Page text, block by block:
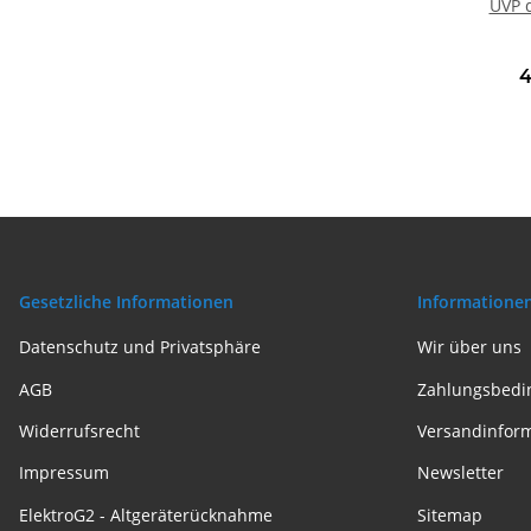
AM/
UVP
Gesetzliche Informationen
Datenschutz und Privatsphäre
AGB
Widerrufsrecht
Impressum
ElektroG2 - Altgeräterücknahme
Wir über uns
Newsletter
Sitemap